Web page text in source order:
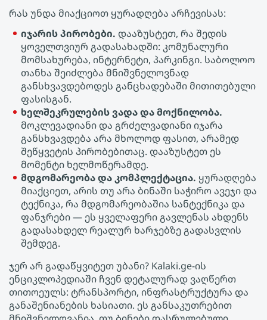
რას უნდა მიაქციოთ ყურადღება არჩევისას:
იჯარის პირობები. დააზუსტეთ, რა შედის
ყოველთვიურ გადასახადში: კომუნალური
მომსახურება, ინტერნეტი, პარკინგი. საბოლოო
თანხა შეიძლება მნიშვნელოვნად
განსხვავდებოდეს განცხადებაში მითითებული
ფასისგან.
ხელშეკრულების ვადა და მოქნილობა.
მოკლევადიანი და გრძელვადიანი იჯარა
განსხვავდება არა მხოლოდ ფასით, არამედ
შეწყვეტის პირობებითაც. დააზუსტეთ ეს
მომენტი ხელმოწერამდე.
მდგომარეობა და კომპლექტაცია. ყურადღება
მიაქციეთ, არის თუ არა ბინაში საჭირო ავეჯი და
ტექნიკა, რა მდგომარეობაშია სანტექნიკა და
ფანჯრები — ეს ყველაფერი გავლენას ახდენს
გადასახდელ რეალურ ხარჯებზე გადასვლის
შემდეგ.
ჯერ არ გადაწყვიტეთ უბანი? Kalaki.ge-ის
ენციკლოპედიაში ჩვენ დეტალურად ვაღწერთ
თითოეულს: ტრანსპორტი, ინფრასტრუქტურა და
განაშენიანების ხასიათი. ეს განსაკუთრებით